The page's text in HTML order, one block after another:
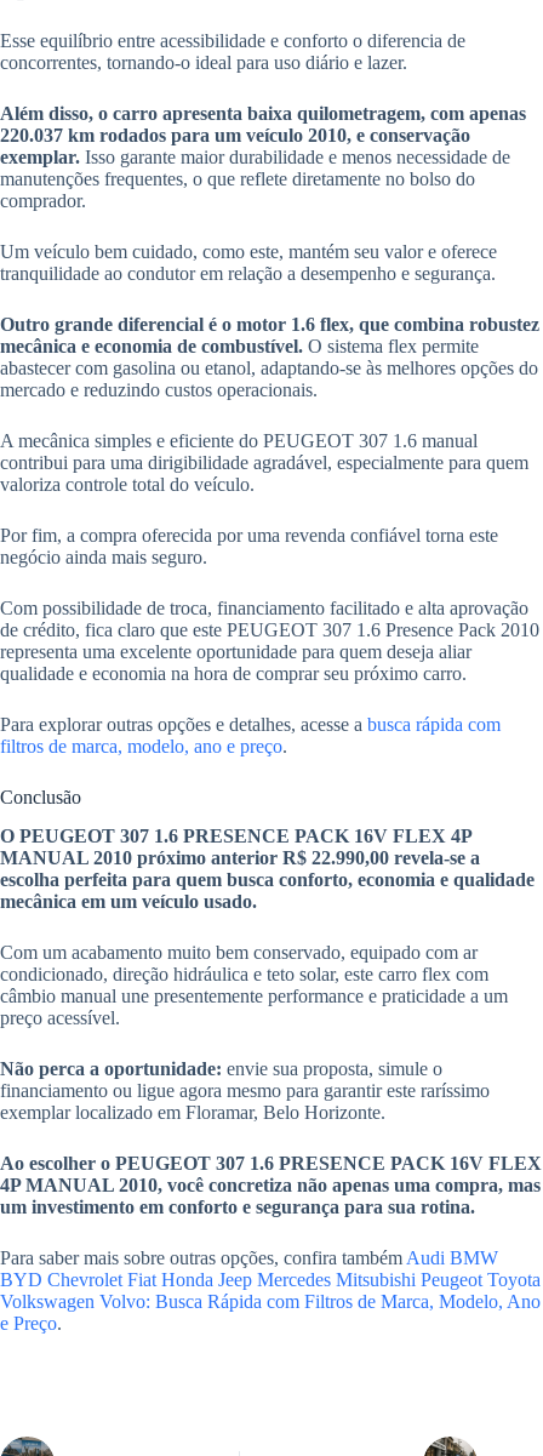
Esse equilíbrio entre acessibilidade e conforto o diferencia de
concorrentes, tornando-o ideal para uso diário e lazer.
Além disso, o carro apresenta baixa quilometragem, com apenas
220.037 km rodados para um veículo 2010, e conservação
exemplar. Isso garante maior durabilidade e menos necessidade de
manutenções frequentes, o que reflete diretamente no bolso do
comprador.
Um veículo bem cuidado, como este, mantém seu valor e oferece
tranquilidade ao condutor em relação a desempenho e segurança.
Outro grande diferencial é o motor 1.6 flex, que combina robustez
mecânica e economia de combustível. O sistema flex permite
abastecer com gasolina ou etanol, adaptando-se às melhores opções do
mercado e reduzindo custos operacionais.
A mecânica simples e eficiente do PEUGEOT 307 1.6 manual
contribui para uma dirigibilidade agradável, especialmente para quem
valoriza controle total do veículo.
Por fim, a compra oferecida por uma revenda confiável torna este
negócio ainda mais seguro.
Com possibilidade de troca, financiamento facilitado e alta aprovação
de crédito, fica claro que este PEUGEOT 307 1.6 Presence Pack 2010
representa uma excelente oportunidade para quem deseja aliar
qualidade e economia na hora de comprar seu próximo carro.
Para explorar outras opções e detalhes, acesse a busca rápida com
filtros de marca, modelo, ano e preço.
Conclusão
O PEUGEOT 307 1.6 PRESENCE PACK 16V FLEX 4P
MANUAL 2010 próximo anterior R$ 22.990,00 revela-se a
escolha perfeita para quem busca conforto, economia e qualidade
mecânica em um veículo usado.
Com um acabamento muito bem conservado, equipado com ar
condicionado, direção hidráulica e teto solar, este carro flex com
câmbio manual une presentemente performance e praticidade a um
preço acessível.
Não perca a oportunidade: envie sua proposta, simule o
financiamento ou ligue agora mesmo para garantir este raríssimo
exemplar localizado em Floramar, Belo Horizonte.
Ao escolher o PEUGEOT 307 1.6 PRESENCE PACK 16V FLEX
4P MANUAL 2010, você concretiza não apenas uma compra, mas
um investimento em conforto e segurança para sua rotina.
Para saber mais sobre outras opções, confira também Audi BMW
BYD Chevrolet Fiat Honda Jeep Mercedes Mitsubishi Peugeot Toyota
Volkswagen Volvo: Busca Rápida com Filtros de Marca, Modelo, Ano
e Preço.